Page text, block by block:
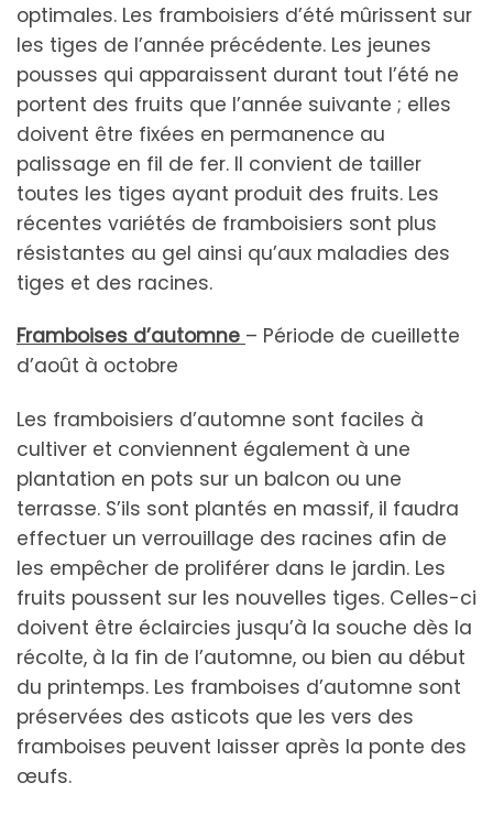
optimales. Les framboisiers d’été mûrissent sur
les tiges de l’année précédente. Les jeunes
pousses qui apparaissent durant tout l’été ne
portent des fruits que l’année suivante ; elles
doivent être fixées en permanence au
palissage en fil de fer. Il convient de tailler
toutes les tiges ayant produit des fruits. Les
récentes variétés de framboisiers sont plus
résistantes au gel ainsi qu’aux maladies des
tiges et des racines.
Framboises d’automne – Période de cueillette
d’août à octobre
Les framboisiers d’automne sont faciles à
cultiver et conviennent également à une
plantation en pots sur un balcon ou une
terrasse. S’ils sont plantés en massif, il faudra
effectuer un verrouillage des racines afin de
les empêcher de proliférer dans le jardin. Les
fruits poussent sur les nouvelles tiges. Celles-ci
doivent être éclaircies jusqu’à la souche dès la
récolte, à la fin de l’automne, ou bien au début
du printemps. Les framboises d’automne sont
préservées des asticots que les vers des
framboises peuvent laisser après la ponte des
œufs.